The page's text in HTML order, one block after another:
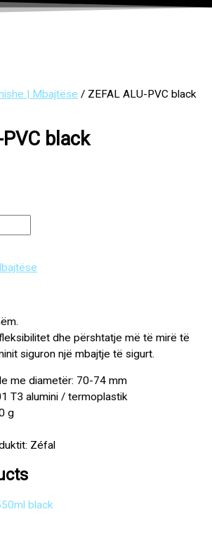
| Mbajtëse / ZEFAL ALU-PVC black
black
dhe përshtatje më të mirë të
siguron një mbajtje të sigurt.
me diametër: 70-74 mm
T3 alumini / termoplastik
g
Zéfal